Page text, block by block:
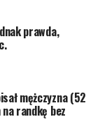
prawda,
mężczyzna (52
randkę bez